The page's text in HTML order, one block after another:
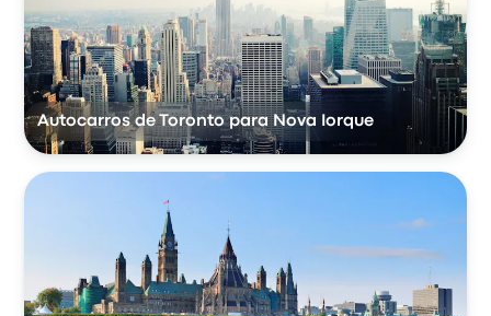
Autocarros de Toronto para Nova Iorque